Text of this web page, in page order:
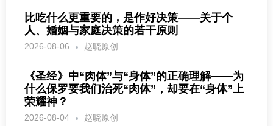
比吃什么更重要的，是作好决策——关于个
人、婚姻与家庭决策的若干原则
2026-08-06 赵晓原创
《圣经》中“肉体”与“身体”的正确理解——为
什么保罗要我们治死“肉体”，却要在“身体”上
荣耀神？
2026-08-04 赵晓原创